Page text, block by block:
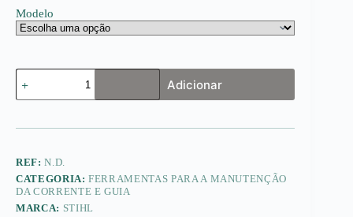
Modelo
Quantidade
de
Multi-
Adicionar
REF:N.D.
CATEGORIA:FERRAMENTAS PARA A MANUTENÇÃO
DA CORRENTE E GUIA
MARCA: STIHL